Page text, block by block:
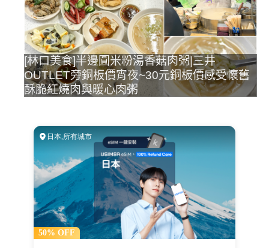
[林口美食]半邊圓米粉湯香菇肉粥|三井
OUTLET旁銅板價宵夜~30元銅板價感受懷舊
酥脆紅燒肉與暖心肉粥